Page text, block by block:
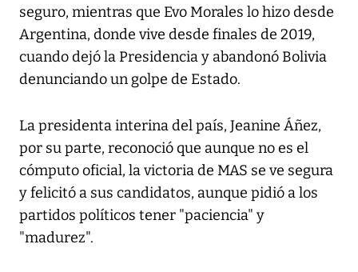
seguro, mientras que Evo Morales lo hizo desde
Argentina, donde vive desde finales de 2019,
cuando dejó la Presidencia y abandonó Bolivia
denunciando un golpe de Estado.
La presidenta interina del país, Jeanine Áñez,
por su parte, reconoció que aunque no es el
cómputo oficial, la victoria de MAS se ve segura
y felicitó a sus candidatos, aunque pidió a los
partidos políticos tener "paciencia" y
"madurez".